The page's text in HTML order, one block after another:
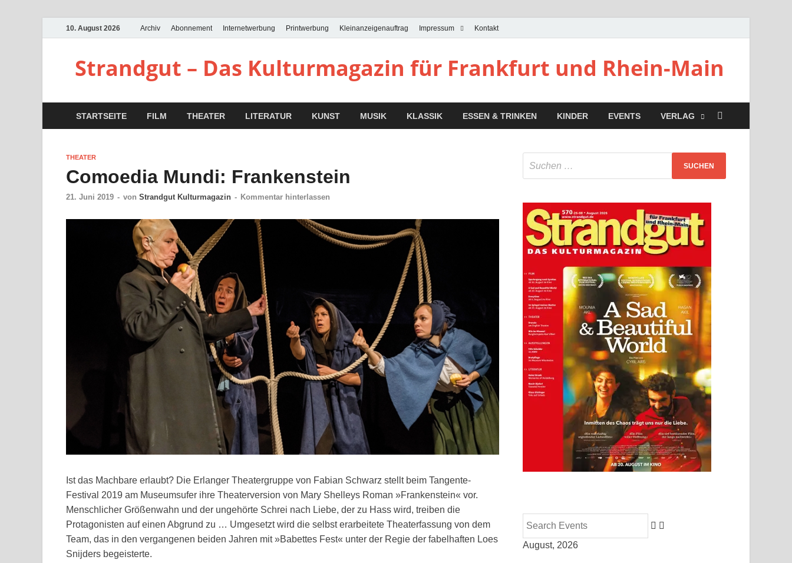
10. August 2026 Archiv Abonnement Internetwerbung Printwerbung Kleinanzeigenauftrag Impressum Kontakt
Strandgut – Das Kulturmagazin für Frankfurt und Rhein-Main
STARTSEITE FILM THEATER LITERATUR KUNST MUSIK KLASSIK ESSEN & TRINKEN KINDER EVENTS VERLAG
THEATER
Comoedia Mundi: Frankenstein
21. Juni 2019 - von Strandgut Kulturmagazin - Kommentar hinterlassen
Ist das Machbare erlaubt? Die Erlanger Theatergruppe von Fabian Schwarz stellt beim Tangente-
Festival 2019 am Museumsufer ihre Theaterversion von Mary Shelleys Roman »Frankenstein« vor.
Menschlicher Größenwahn und der ungehörte Schrei nach Liebe, der zu Hass wird, treiben die
Protagonisten auf einen Abgrund zu … Umgesetzt wird die selbst erarbeitete Theaterfassung von dem
Team, das in den vergangenen beiden Jahren mit »Babettes Fest« unter der Regie der fabelhaften Loes
Snijders begeisterte.
August, 2026